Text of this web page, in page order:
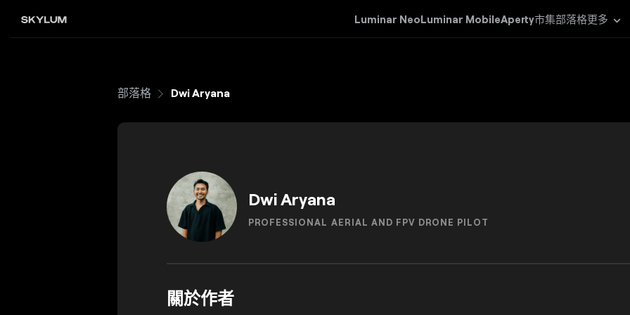
Luminar NeoLuminar MobileAperty市集部落格更多
部落格 Dwi Aryana
Dwi Aryana
PROFESSIONAL AERIAL AND FPV DRONE PILOT
關於作者